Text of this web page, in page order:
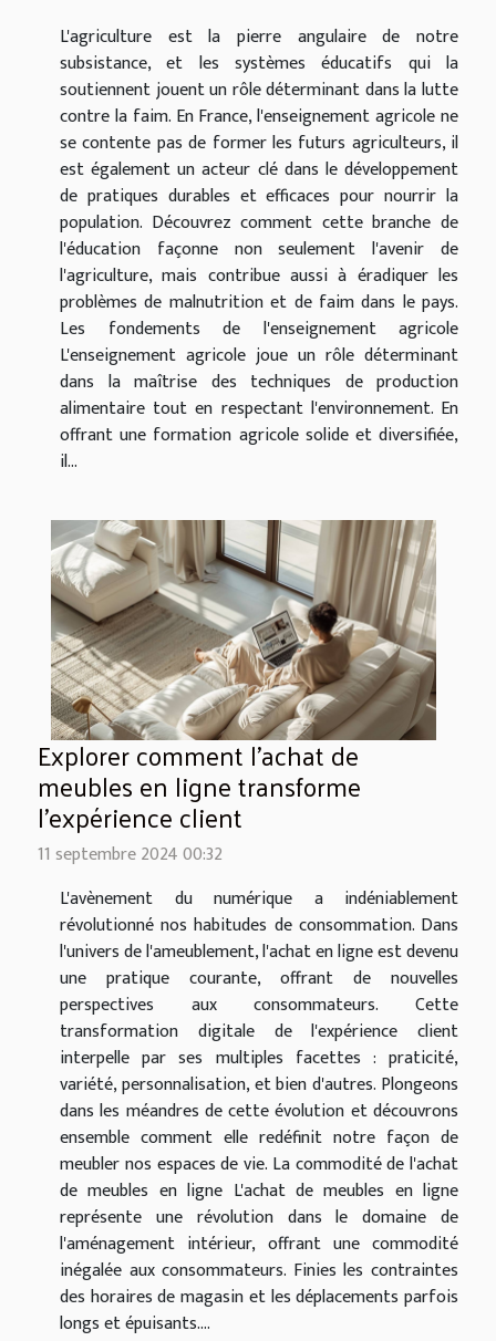
L'agriculture est la pierre angulaire de notre
subsistance, et les systèmes éducatifs qui la
soutiennent jouent un rôle déterminant dans la lutte
contre la faim. En France, l'enseignement agricole ne
se contente pas de former les futurs agriculteurs, il
est également un acteur clé dans le développement
de pratiques durables et efficaces pour nourrir la
population. Découvrez comment cette branche de
l'éducation façonne non seulement l'avenir de
l'agriculture, mais contribue aussi à éradiquer les
problèmes de malnutrition et de faim dans le pays.
Les fondements de l'enseignement agricole
L'enseignement agricole joue un rôle déterminant
dans la maîtrise des techniques de production
alimentaire tout en respectant l'environnement. En
offrant une formation agricole solide et diversifiée,
il...
Explorer comment l'achat de
meubles en ligne transforme
l'expérience client
11 septembre 2024 00:32
L'avènement du numérique a indéniablement
révolutionné nos habitudes de consommation. Dans
l'univers de l'ameublement, l'achat en ligne est devenu
une pratique courante, offrant de nouvelles
perspectives aux consommateurs. Cette
transformation digitale de l'expérience client
interpelle par ses multiples facettes : praticité,
variété, personnalisation, et bien d'autres. Plongeons
dans les méandres de cette évolution et découvrons
ensemble comment elle redéfinit notre façon de
meubler nos espaces de vie. La commodité de l'achat
de meubles en ligne L'achat de meubles en ligne
représente une révolution dans le domaine de
l'aménagement intérieur, offrant une commodité
inégalée aux consommateurs. Finies les contraintes
des horaires de magasin et les déplacements parfois
longs et épuisants....